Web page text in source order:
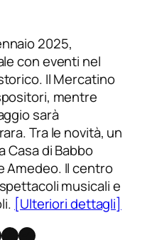
2025,
con eventi nel
Il Mercatino
mentre
sarà
Tra le novità, un
Casa di Babbo
Amedeo. Il centro
musicali e
[Ulteriori dettagli]
Threads
Telegram